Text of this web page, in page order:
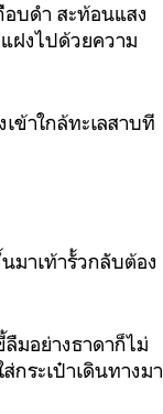
บดำ สะท้อนแสง
ฝงไปด้วยความ
ข้าใกล้ทะเลสาบที
มาเท้ารั้วกลับต้อง
มอย่างธาดาก็ไม่
กระเป๋าเดินทางมา